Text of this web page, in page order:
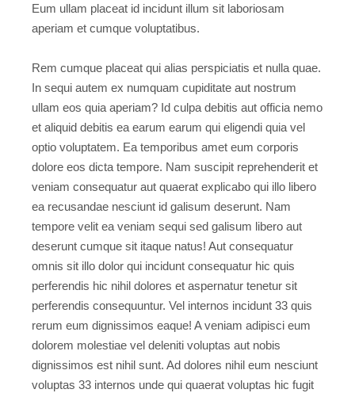
Eum ullam placeat id incidunt illum sit laboriosam
aperiam et cumque voluptatibus.
Rem cumque placeat qui alias perspiciatis et nulla quae.
In sequi autem ex numquam cupiditate aut nostrum
ullam eos quia aperiam? Id culpa debitis aut officia nemo
et aliquid debitis ea earum earum qui eligendi quia vel
optio voluptatem. Ea temporibus amet eum corporis
dolore eos dicta tempore. Nam suscipit reprehenderit et
veniam consequatur aut quaerat explicabo qui illo libero
ea recusandae nesciunt id galisum deserunt. Nam
tempore velit ea veniam sequi sed galisum libero aut
deserunt cumque sit itaque natus! Aut consequatur
omnis sit illo dolor qui incidunt consequatur hic quis
perferendis hic nihil dolores et aspernatur tenetur sit
perferendis consequuntur. Vel internos incidunt 33 quis
rerum eum dignissimos eaque! A veniam adipisci eum
dolorem molestiae vel deleniti voluptas aut nobis
dignissimos est nihil sunt. Ad dolores nihil eum nesciunt
voluptas 33 internos unde qui quaerat voluptas hic fugit